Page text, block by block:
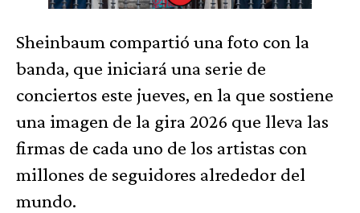
Sheinbaum compartió una foto con la
banda, que iniciará una serie de
conciertos este jueves, en la que sostiene
una imagen de la gira 2026 que lleva las
firmas de cada uno de los artistas con
millones de seguidores alrededor del
mundo.